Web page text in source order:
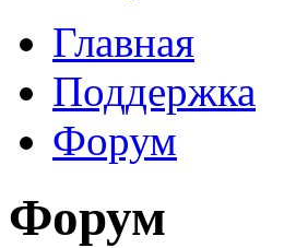
Главная
Поддержка
Форум
Форум